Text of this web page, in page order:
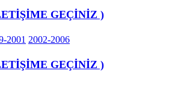
GEÇİNİZ )
2001 2002-2006
GEÇİNİZ )